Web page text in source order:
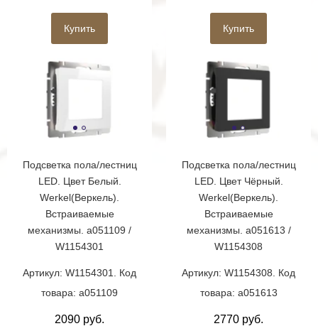
Купить Купить
Подсветка пола/лестниц
LED. Цвет Белый.
Werkel(Веркель).
Встраиваемые
механизмы. a051109 /
W1154301
Артикул: W1154301. Код
товара: a051109
2090 руб.
Подсветка пола/лестниц
LED. Цвет Чёрный.
Werkel(Веркель).
Встраиваемые
механизмы. a051613 /
W1154308
Артикул: W1154308. Код
товара: a051613
2770 руб.